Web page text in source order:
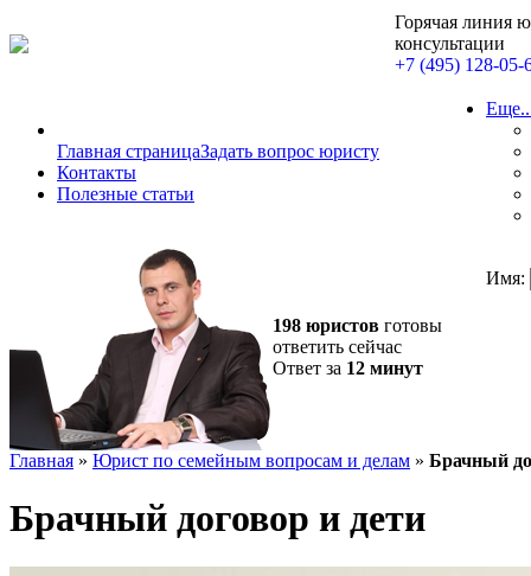
Горячая линия
консультации
+7 (495) 128-05-
Главная страницаЗадать вопрос юристу
Контакты
Полезные статьи
198 юристов готовы
ответить сейчас
Ответ за 12 минут
Имя:
Главная » Юрист по семейным вопросам и делам » Брачный
Брачный договор и дети